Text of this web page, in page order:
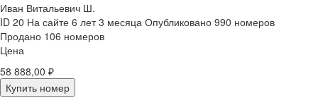
Иван Витальевич Ш.
ID 20 На сайте 6 лет 3 месяца Опубликовано 990 номеров
Продано 106 номеров
Цена
58 888,00 ₽
Купить номер